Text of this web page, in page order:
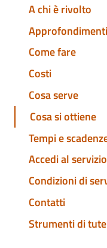
A chi è rivolto
Approfondimenti
Come fare
Costi
Cosa serve
Cosa si ottiene
Tempi e
Accedi al servizio
Condizioni di
Contatti
Strumenti di